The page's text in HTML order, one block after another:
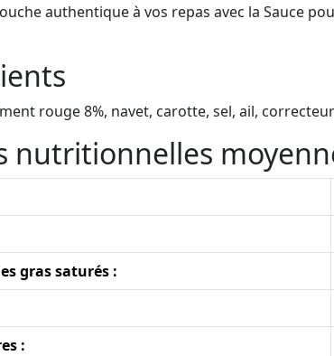
authentique à vos repas avec la Sauce
rouge 8%, navet, carotte, sel, ail,
nutritionnelles
gras saturés :
: